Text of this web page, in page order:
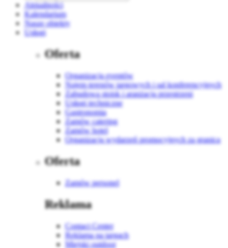
Aktualności
Kalendarium
Nasze obiekty
Usługi
Oferta
Organizacja eventów
Najem terenów targowych i sal konferencyjnych
Zabudowa stoisk i aranżacja przestrzeni
Usługi techniczne
Gastronomia
Zamów catering
Zamów hotel
Organizacja wydarzeń promocyjnych za granicą
Oferta
Zamów personel
Reklama
Contact Center
Reklama na targach
Miejski outdoor